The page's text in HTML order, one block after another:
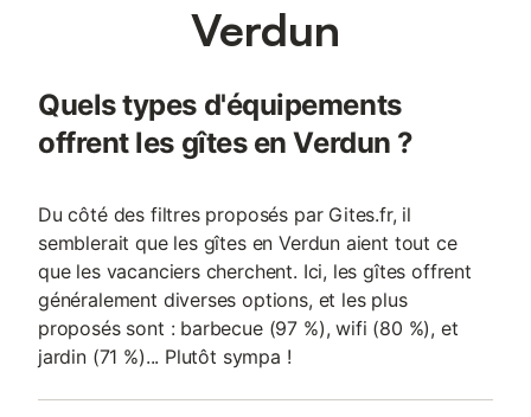
brioches et confitures maison vous sera servi dans la véranda,
sur la terrasse. Micro-ondes, frigo et vaisselle sont à disposition.
Verdun
Quels types d'équipements
offrent les gîtes en Verdun ?
Du côté des filtres proposés par Gites.fr, il
semblerait que les gîtes en Verdun aient tout ce
que les vacanciers cherchent. Ici, les gîtes offrent
généralement diverses options, et les plus
proposés sont : barbecue (97 %), wifi (80 %), et
jardin (71 %)... Plutôt sympa !